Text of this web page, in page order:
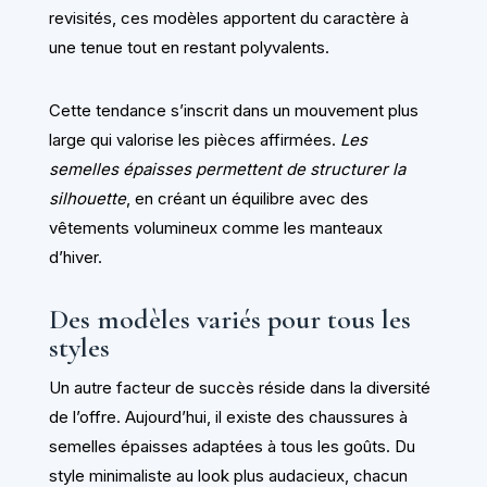
revisités, ces modèles apportent du caractère à
une tenue tout en restant polyvalents.
Cette tendance s’inscrit dans un mouvement plus
large qui valorise les pièces affirmées. Les
semelles épaisses permettent de structurer la
silhouette, en créant un équilibre avec des
vêtements volumineux comme les manteaux
d’hiver.
Des modèles variés pour tous les
styles
Un autre facteur de succès réside dans la diversité
de l’offre. Aujourd’hui, il existe des chaussures à
semelles épaisses adaptées à tous les goûts. Du
style minimaliste au look plus audacieux, chacun